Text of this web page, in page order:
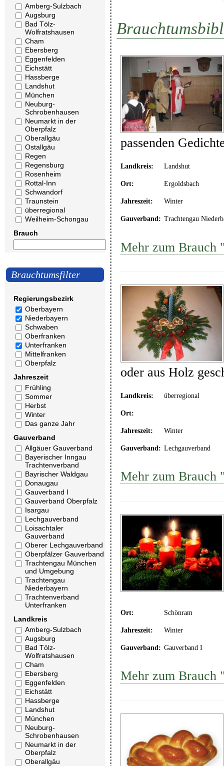
Amberg-Sulzbach
Augsburg
Bad Tölz-
Wolfratshausen
Cham
Ebersberg
Eggenfelden
Eichstätt
Hassberge
Landshut
München
Neuburg-
Schrobenhausen
Neumarkt in der
Oberpfalz
Oberallgäu
Ostallgäu
Regen
Regensburg
Rosenheim
Rottal-Inn
Schwandorf
Traunstein
überregional
Weilheim-Schongau
Brauch
Brauchtumsfilter
Regierungsbezirk
Oberbayern
Niederbayern
Schwaben
Oberfranken
Unterfranken
Mittelfranken
Oberpfalz
Jahreszeit
Frühling
Sommer
Herbst
Winter
Das ganze Jahr
Gauverband
Allgäuer Gauverband
Bayerischer Inngau
Trachtenverband
Bayrischer Waldgau
Donaugau
Gauverband I
Gauverband Oberpfalz
Isargau
Lechgauverband
Loisachtaler
Gauverband
Oberer Lechgauverband
Oberpfälzer Gauverband
Trachtengau München
und Umgebung
Trachtengau
Niederbayern
Trachtenverband
Unterfranken
Landkreis
Amberg-Sulzbach
Augsburg
Bad Tölz-
Wolfratshausen
Cham
Ebersberg
Eggenfelden
Eichstätt
Hassberge
Landshut
München
Neuburg-
Schrobenhausen
Neumarkt in der
Oberpfalz
Oberallgäu
passenden
Landkreis: Landshut
Ort: Ergoldsbach
Jahreszeit: Winter
Gauverband: Trachtengau
Mehr zum Brauch
oder aus Holz
Landkreis: überregional
Ort:
Jahreszeit: Winter
Gauverband: Lechgauverband
Mehr zum Brauch
Ort: Schönram
Jahreszeit: Winter
Gauverband: Gauverband I
Mehr zum Brauch